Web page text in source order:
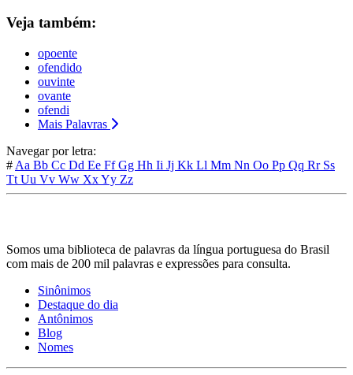
Veja também:
opoente
ofendido
ouvinte
ovante
ofendi
Mais Palavras
Navegar por letra:
# Aa Bb Cc Dd Ee FfGg Hh Ii Jj Kk Ll Mm Nn Oo Pp Qq Rr Ss
Tt Uu Vv Ww XxYy Zz
Somos uma biblioteca de palavras da língua portuguesa do Brasil
com mais de 200 mil palavras e expressões para consulta.
Sinônimos
Destaque do dia
Antônimos
Blog
Nomes